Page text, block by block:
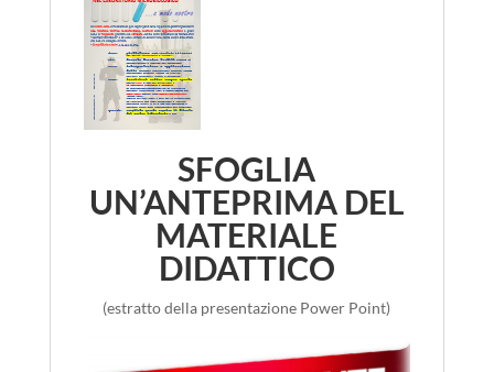
SFOGLIA
UN’ANTEPRIMA DEL
MATERIALE
DIDATTICO
(estratto della presentazione Power Point)